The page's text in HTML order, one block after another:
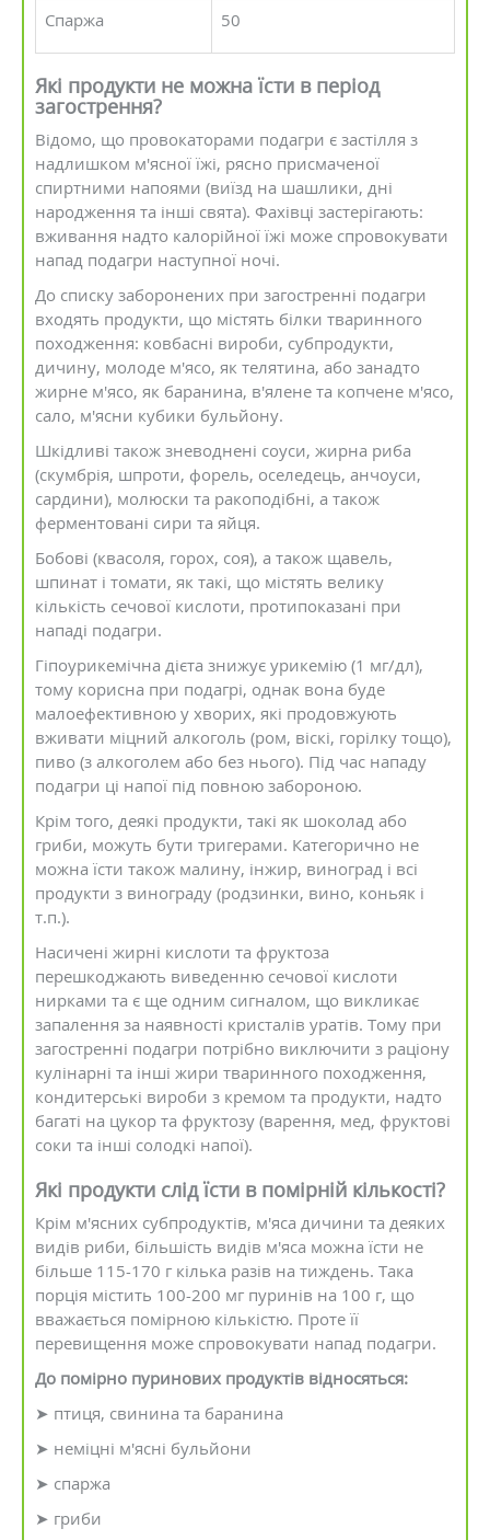
Спаржа 50
Які продукти не можна їсти в період
загострення?
Відомо, що провокаторами подагри є застілля з
надлишком м'ясної їжі, рясно присмаченої
спиртними напоями (виїзд на шашлики, дні
народження та інші свята). Фахівці застерігають:
вживання надто калорійної їжі може спровокувати
напад подагри наступної ночі.
До списку заборонених при загостренні подагри
входять продукти, що містять білки тваринного
походження: ковбасні вироби, субпродукти,
дичину, молоде м'ясо, як телятина, або занадто
жирне м'ясо, як баранина, в'ялене та копчене м'ясо,
сало, м'ясни кубики бульйону.
Шкідливі також зневоднені соуси, жирна риба
(скумбрія, шпроти, форель, оселедець, анчоуси,
сардини), молюски та ракоподібні, а також
ферментовані сири та яйця.
Бобові (квасоля, горох, соя), а також щавель,
шпинат і томати, як такі, що містять велику
кількість сечової кислоти, протипоказані при
нападі подагри.
Гіпоурикемічна дієта знижує урикемію (1 мг/дл),
тому корисна при подагрі, однак вона буде
малоефективною у хворих, які продовжують
вживати міцний алкоголь (ром, віскі, горілку тощо),
пиво (з алкоголем або без нього). Під час нападу
подагри ці напої під повною забороною.
Крім того, деякі продукти, такі як шоколад або
гриби, можуть бути тригерами. Категорично не
можна їсти також малину, інжир, виноград і всі
продукти з винограду (родзинки, вино, коньяк і
т.п.).
Насичені жирні кислоти та фруктоза
перешкоджають виведенню сечової кислоти
нирками та є ще одним сигналом, що викликає
запалення за наявності кристалів уратів. Тому при
загостренні подагри потрібно виключити з раціону
кулінарні та інші жири тваринного походження,
кондитерські вироби з кремом та продукти, надто
багаті на цукор та фруктозу (варення, мед, фруктові
соки та інші солодкі напої).
Які продукти слід їсти в помірній кількості?
Крім м'ясних субпродуктів, м'яса дичини та деяких
видів риби, більшість видів м'яса можна їсти не
більше 115-170 г кілька разів на тиждень. Така
порція містить 100-200 мг пуринів на 100 г, що
вважається помірною кількістю. Проте її
перевищення може спровокувати напад подагри.
До помірно пуринових продуктів відносяться:
➤ птиця, свинина та баранина
➤ неміцні м'ясні бульйони
➤ спаржа
➤ гриби